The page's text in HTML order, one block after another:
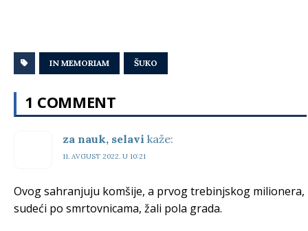
IN MEMORIAM ŠUKO
1 COMMENT
za nauk, selavi kaže:
11. AVGUST 2022. U 10:21
Ovog sahranjuju komšije, a prvog trebinjskog milionera,
sudeći po smrtovnicama, žali pola grada.